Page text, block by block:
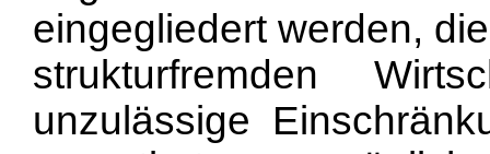
eingegliedert werden,
strukturfremden
unzulässige